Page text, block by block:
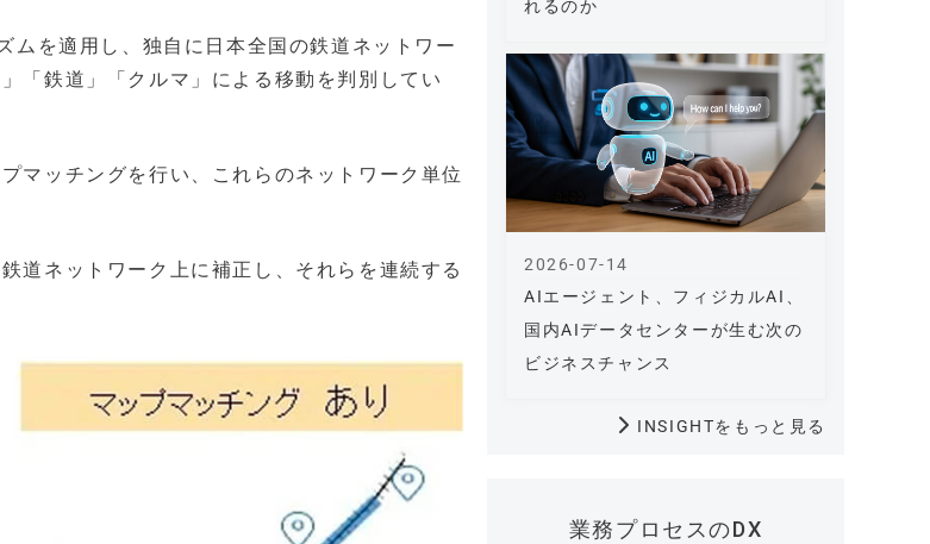
を適用し、独自に日本全国の鉄道ネットワー
「鉄道」「クルマ」による移動を判別してい
マッチングを行い、これらのネットワーク単位
道ネットワーク上に補正し、それらを連続する
れるのか
AIエージェント、フィジカルAI、
国内AIデータセンターが生む次の
ビジネスチャンス
2026-07-14
INSIGHTをもっと見る
業務プロセスのDX